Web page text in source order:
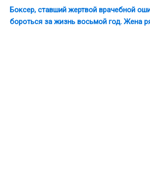
Боксер, ставший жертвой врачебной
бороться за жизнь восьмой год. Жена